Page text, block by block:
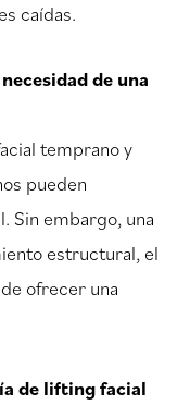
caídas.
de una
temprano y
pueden
Sin embargo, una
estructural, el
ofrecer una
de lifting facial